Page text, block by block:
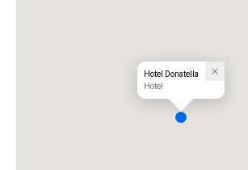
Hotel Donatella
Hotel